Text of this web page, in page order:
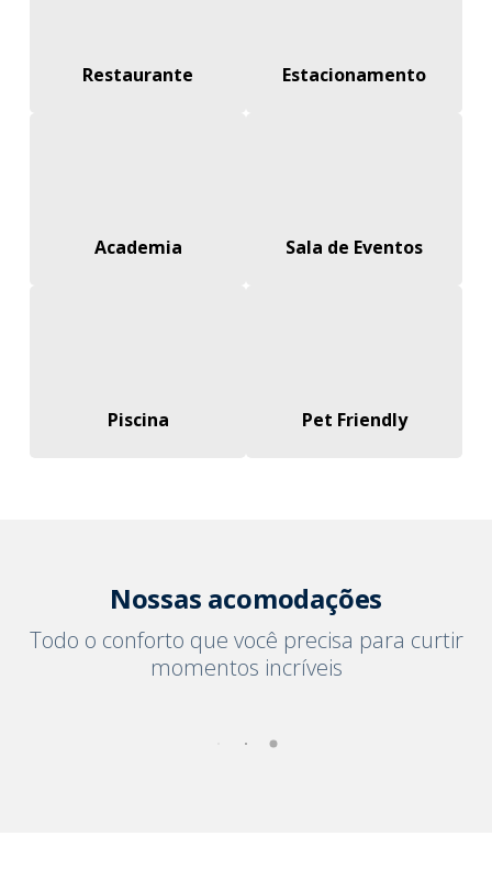
Restaurante Estacionamento
Academia Sala de Eventos
Piscina Pet Friendly
Nossas acomodações
Todo o conforto que você precisa para curtir
momentos incríveis